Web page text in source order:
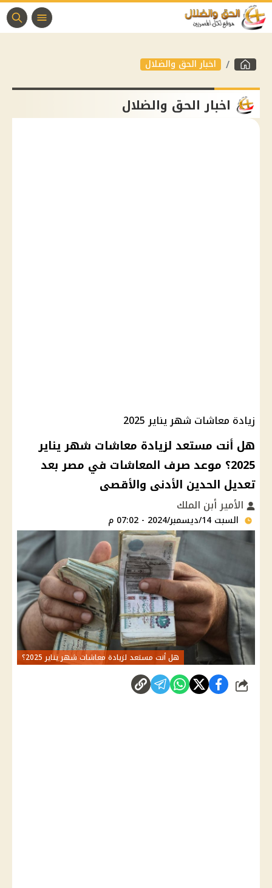
اخبار الحق والضلال
اخبار الحق والضلال
زيادة معاشات شهر يناير 2025
هل أنت مستعد لزيادة معاشات شهر يناير
2025؟ موعد صرف المعاشات في مصر بعد
تعديل الحدين الأدنى والأقصى
الأمير أبن الملك
السبت 14/ديسمبر/2024 - 07:02 م
هل أنت مستعد لزيادة معاشات شهر يناير 2025؟
شارك